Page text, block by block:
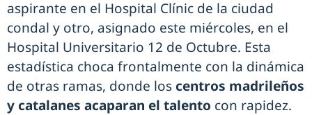
aspirante en el Hospital Clínic de la ciudad
condal y otro, asignado este miércoles, en el
Hospital Universitario 12 de Octubre. Esta
estadística choca frontalmente con la dinámica
de otras ramas, donde los centros madrileños
y catalanes acaparan el talento con rapidez.